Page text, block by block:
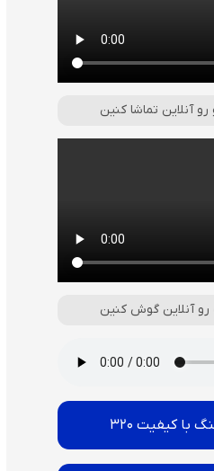
آنلاین تماشا کنین
آنلاین گوش کنین
با کیفیت 320